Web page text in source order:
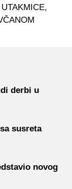
derbi u
susreta
novog